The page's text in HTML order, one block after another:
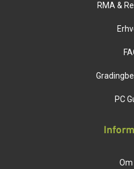
RMA &
PC
Om